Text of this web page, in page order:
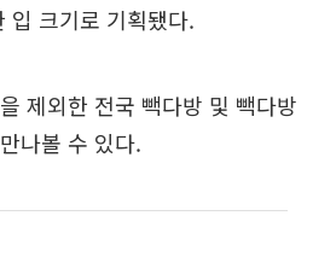
입 크기로 기획됐다.
제외한 전국 빽다방 및 빽다방
나볼 수 있다.